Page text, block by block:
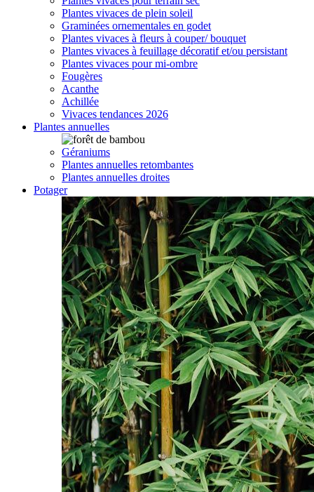
Plantes vivaces de plein soleil
Graminées ornementales en godet
Plantes vivaces à fleurs à couper/ bouquet
Plantes vivaces à feuillage décoratif et/ou persistant
Plantes vivaces pour mi-ombre
Fougères
Acanthe
Achillée
Vivaces tendances 2026
Plantes annuelles
Géraniums
Plantes annuelles retombantes
Plantes annuelles droites
Potager